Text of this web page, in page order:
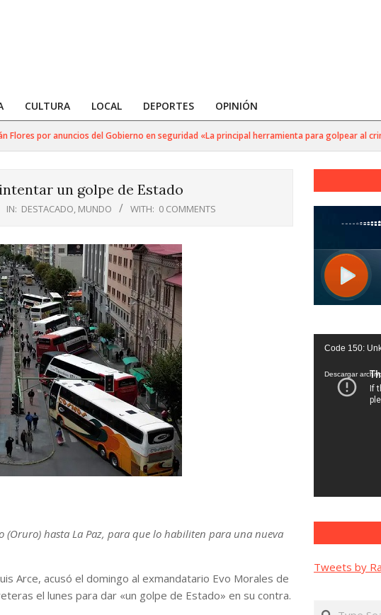
CULTURA LOCAL DEPORTES OPINIÓN
por anuncios del Gobierno en seguridad «La principal herramienta para golpear al
un golpe de Estado
IN: DESTACADO, MUNDO WITH: 0 COMMENTS
hasta La Paz, para que lo habiliten para una nueva
Arce, acusó el domingo al exmandatario Evo Morales de
el lunes para dar «un golpe de Estado» en su contra.
Reproductor
vídeo
Code 150:
Descargar
Tweets by
Search